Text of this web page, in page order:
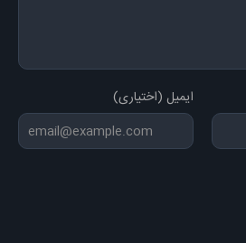
جانومه مَهِ تابانومه
بیا دلداروم بیا جونوم
ایمیل (اختیاری)